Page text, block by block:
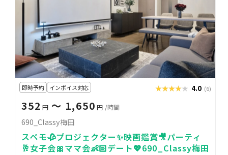
即時予約 インボイス対応 ★★★★★
★★★★★ 4.0 (6)
352 円〜 1,650 円 /時間
690_Classy梅田
スペモ🥀プロジェクター✨️映画鑑賞🎥パーティ
🥂女子会🎀ママ会👶🏻デート💖690_Classy梅田